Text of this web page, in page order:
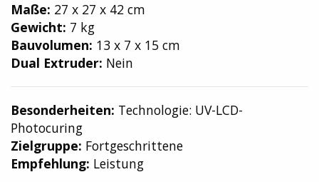
Maße: 27 x 27 x 42 cm
Gewicht: 7 kg
Bauvolumen: 13 x 7 x 15 cm
Dual Extruder: Nein
Besonderheiten: Technologie: UV-LCD-
Photocuring
Zielgruppe: Fortgeschrittene
Empfehlung: Leistung